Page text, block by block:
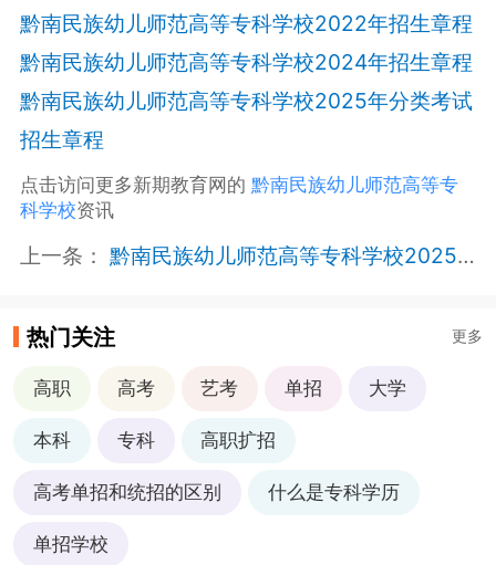
黔南民族幼儿师范高等专科学校2022年招生章程
黔南民族幼儿师范高等专科学校2024年招生章程
黔南民族幼儿师范高等专科学校2025年分类考试
招生章程
点击访问更多新期教育网的 黔南民族幼儿师范高等专
科学校资讯
上一条： 黔南民族幼儿师范高等专科学校2025年分类考试招生章程
热门关注 更多
高职 高考 艺考 单招 大学
本科 专科 高职扩招
高考单招和统招的区别 什么是专科学历
单招学校